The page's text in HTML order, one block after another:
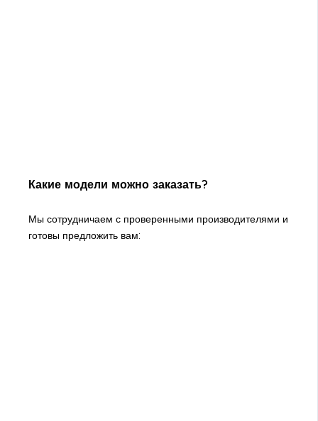
Какие модели можно заказать?
Мы сотрудничаем с проверенными производителями и
готовы предложить вам: